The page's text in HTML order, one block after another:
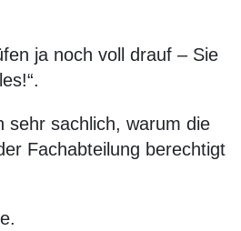
ja noch voll drauf – Sie
sehr sachlich, warum die
Fachabteilung berechtigt